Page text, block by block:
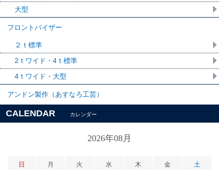
大型
フロントバイザー
２ｔ標準
2ｔワイド・4ｔ標準
4ｔワイド・大型
アンドン製作（あすなろ工芸）
CALENDAR カレンダー
2026年08月
日 月 火 水 木 金 土